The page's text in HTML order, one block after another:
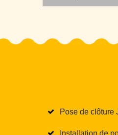
Pose de clôture